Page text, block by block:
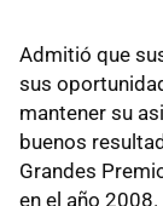
Admitió que
sus
mantener su
buenos
Grandes
en el año